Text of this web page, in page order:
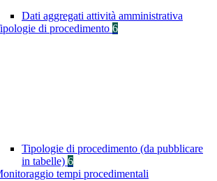
Dati aggregati attività amministrativa
di procedimento 6
Tipologie di procedimento (da pubblicare
in tabelle) 6
tempi procedimentali